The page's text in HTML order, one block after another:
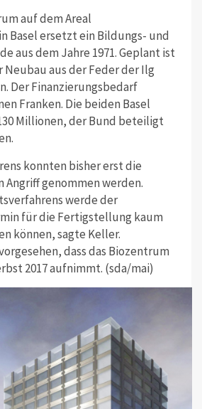
auf dem Areal
Basel ersetzt ein Bildungs- und
aus dem Jahre 1971. Geplant ist
Neubau aus der Feder der Ilg
Der Finanzierungsbedarf
Franken. Die beiden Basel
Millionen, der Bund beteiligt
konnten bisher erst die
genommen werden.
werde der
für die Fertigstellung kaum
können, sagte Keller.
dass das Biozentrum
2017 aufnimmt. (sda/mai)